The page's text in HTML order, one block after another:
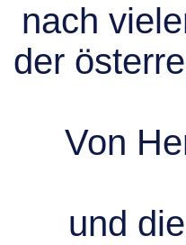
nach
der
Von
und